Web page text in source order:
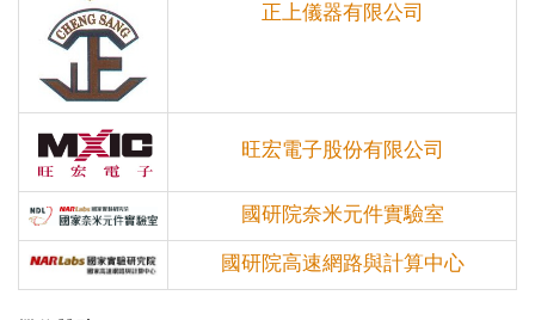
正上儀器有限公司
旺宏電子股份有限公司
國研院奈米元件實驗室
國研院高速網路與計算中心